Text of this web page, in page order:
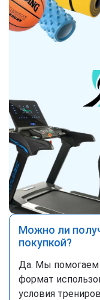
Можно ли
покупкой?
Да. Мы помогаем
формат
условия